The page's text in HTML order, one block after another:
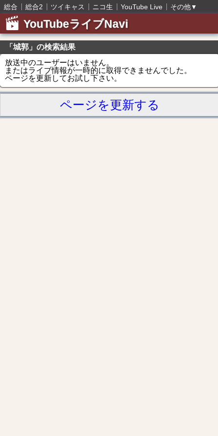
総合 総合2 ツイキャス ニコ生 YouTube Live その他▼
YouTubeライブNavi
「城郭」の検索結果
放送中のユーザーはいません。
またはライブ情報が一時的に取得できませんでした。
ページを更新してお試し下さい。
ページを更新する